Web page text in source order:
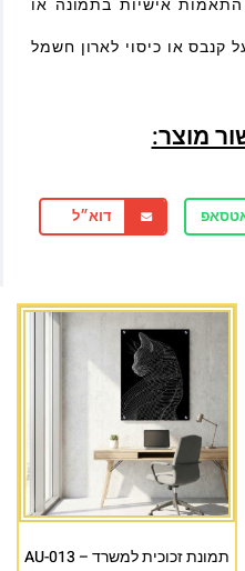
התאמות אישיות בתמונה או
קנבס או כיסוי לארון חשמל
מוצר:
דוא״ל
תמונת זכוכית למשרד – AU-013